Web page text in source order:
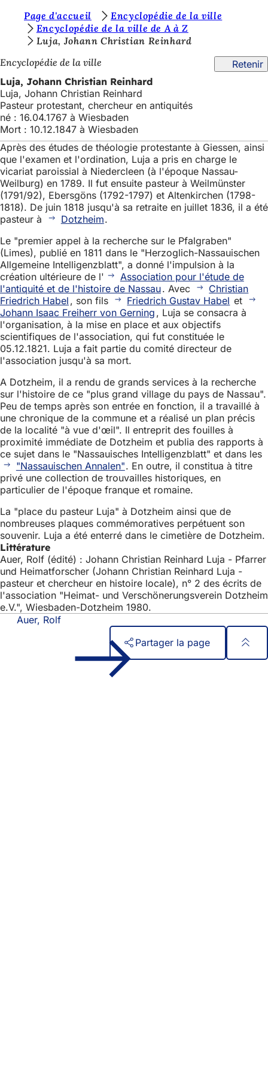
Accéder au contenu
u
s
ê
t
e
s
i
c
i
:
Page d'accueil
Encyclopédie de la ville
Encyclopédie de la ville de A à Z
Luja, Johann Christian Reinhard
Encyclopédie de la ville
Retenir
Luja, Johann Christian Reinhard
Luja, Johann Christian Reinhard
Pasteur protestant, chercheur en antiquités
né : 16.04.1767 à Wiesbaden
Mort : 10.12.1847 à Wiesbaden
Après des études de théologie protestante à Giessen, ainsi
que l'examen et l'ordination, Luja a pris en charge le
vicariat paroissial à Niedercleen (à l'époque Nassau-
Weilburg) en 1789. Il fut ensuite pasteur à Weilmünster
(1791/92), Ebersgöns (1792-1797) et Altenkirchen (1798-
1818). De juin 1818 jusqu'à sa retraite en juillet 1836, il a été
pasteur à
Dotzheim.
Le "premier appel à la recherche sur le Pfalgraben"
(Limes), publié en 1811 dans le "Herzoglich-Nassauischen
Allgemeine Intelligenzblatt", a donné l'impulsion à la
création ultérieure de l'
Association pour l'étude de
l'antiquité et de l'histoire de Nassau. Avec
Christian
Friedrich Habel , son fils Friedrich Gustav Habel et
Johann Isaac Freiherr von Gerning , Luja se consacra à
l'organisation, à la mise en place et aux objectifs
scientifiques de l'association, qui fut constituée le
05.12.1821. Luja a fait partie du comité directeur de
l'association jusqu'à sa mort.
A Dotzheim, il a rendu de grands services à la recherche
sur l'histoire de ce "plus grand village du pays de Nassau".
Peu de temps après son entrée en fonction, il a travaillé à
une chronique de la commune et a réalisé un plan précis
de la localité "à vue d'œil". Il entreprit des fouilles à
proximité immédiate de Dotzheim et publia des rapports à
ce sujet dans le "Nassauisches Intelligenzblatt" et dans les
"Nassauischen Annalen". En outre, il constitua à titre
privé une collection de trouvailles historiques, en
particulier de l'époque franque et romaine.
La "place du pasteur Luja" à Dotzheim ainsi que de
nombreuses plaques commémoratives perpétuent son
souvenir. Luja a été enterré dans le cimetière de Dotzheim.
Littérature
Auer, Rolf (édité) : Johann Christian Reinhard Luja - Pfarrer
und Heimatforscher (Johann Christian Reinhard Luja -
pasteur et chercheur en histoire locale), n° 2 des écrits de
l'association "Heimat- und Verschönerungsverein Dotzheim
e.V.", Wiesbaden-Dotzheim 1980.
Auer, Rolf
Partager la page